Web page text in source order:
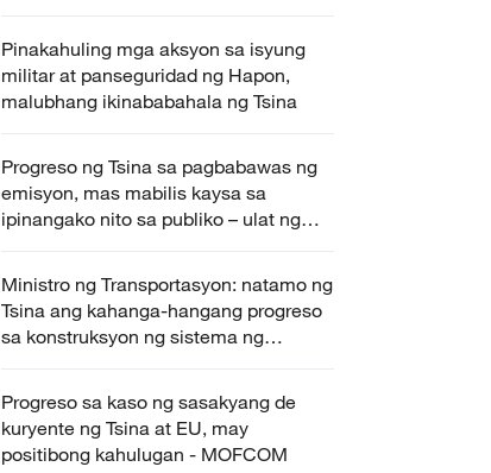
Pinakahuling mga aksyon sa isyung
militar at panseguridad ng Hapon,
malubhang ikinababahala ng Tsina
Progreso ng Tsina sa pagbabawas ng
emisyon, mas mabilis kaysa sa
ipinangako nito sa publiko – ulat ng
Bloomberg
Ministro ng Transportasyon: natamo ng
Tsina ang kahanga-hangang progreso
sa konstruksyon ng sistema ng
transportasyon sa nakalipas na limang
Progreso sa kaso ng sasakyang de
kuryente ng Tsina at EU, may
positibong kahulugan - MOFCOM